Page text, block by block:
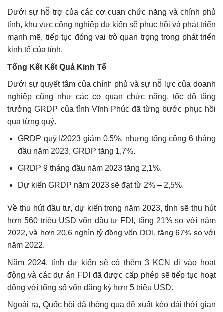
Dưới sự hỗ trợ của các cơ quan chức năng và chính phủ
tỉnh, khu vực công nghiệp dự kiến sẽ phục hồi và phát triển
mạnh mẽ, tiếp tục đóng vai trò quan trọng trong phát triển
kinh tế của tỉnh.
Tổng Kết Kết Quả Kinh Tế
Dưới sự quyết tâm của chính phủ và sự nỗ lực của doanh
nghiệp cũng như các cơ quan chức năng, tốc độ tăng
trưởng GRDP của tỉnh Vĩnh Phúc đã từng bước phục hồi
qua từng quý.
GRDP quý I/2023 giảm 0,5%, nhưng tổng cộng 6 tháng
đầu năm 2023, GRDP tăng 1,7%.
GRDP 9 tháng đầu năm 2023 tăng 2,1%.
Dự kiến GRDP năm 2023 sẽ đạt từ 2% – 2,5%.
Về thu hút đầu tư, dự kiến trong năm 2023, tỉnh sẽ thu hút
hơn 560 triệu USD vốn đầu tư FDI, tăng 21% so với năm
2022, và hơn 20,6 nghìn tỷ đồng vốn DDI, tăng 67% so với
năm 2022.
Năm 2024, tỉnh dự kiến sẽ có thêm 3 KCN đi vào hoạt
động và các dự án FDI đã được cấp phép sẽ tiếp tục hoạt
động với tổng số vốn đăng ký hơn 5 triệu USD.
Ngoài ra, Quốc hội đã thông qua đề xuất kéo dài thời gian